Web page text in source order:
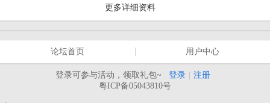
更多详细资料
论坛首页 用户中心
登录可参与活动，领取礼包~ 登录
注册
粤ICP备05043810号